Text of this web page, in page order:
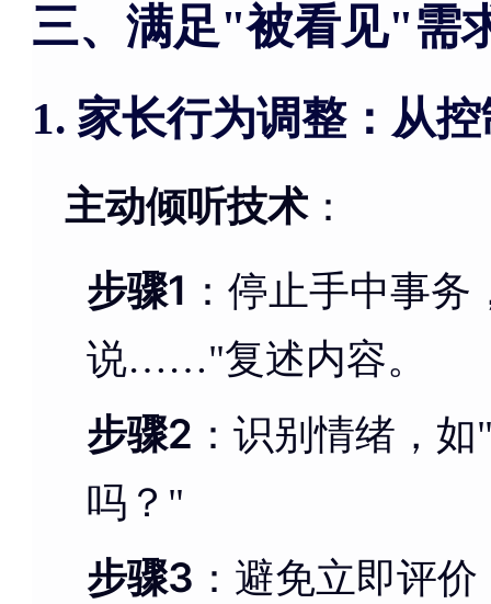
三、满足"被看见"需
1. 家长行为调整：从
主动倾听技术：
步骤1 ：停止手中事
说……"复述内容。
步骤2 ：识别情绪，
吗？"
步骤3 ：避免立即评